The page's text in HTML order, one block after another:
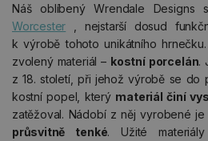
Náš oblíbený Wrendale Designs
Worcester , nejstarší dosud
k výrobě tohoto unikátního
zvolený materiál – kostní porcelán.
z 18. století, při jehož výrobě se do
kostní popel, který materiál činí
zatěžoval. Nádobí z něj vyrobené
průsvitně tenké. Užité